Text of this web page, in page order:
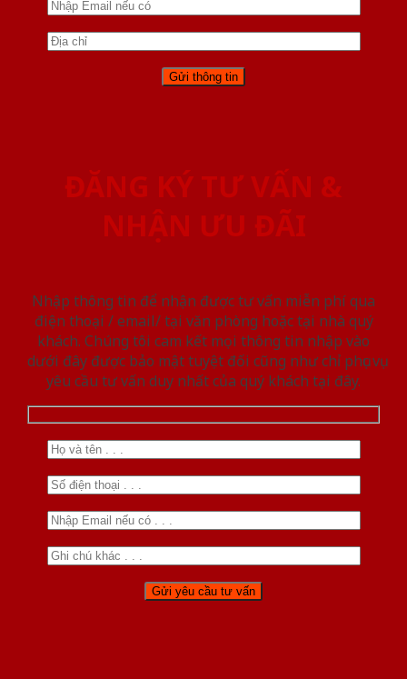
ĐĂNG KÝ TƯ VẤN &
NHẬN ƯU ĐÃI
Nhập thông tin để nhận được tư vấn miễn phí qua
điện thoại / email/ tại văn phòng hoặc tại nhà quý
khách. Chúng tôi cam kết mọi thông tin nhập vào
dưới đây được bảo mật tuyệt đối cũng như chỉ phục vụ
yêu cầu tư vấn duy nhất của quý khách tại đây.